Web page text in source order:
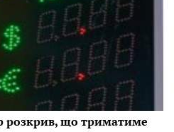
розкрив, що триматиме